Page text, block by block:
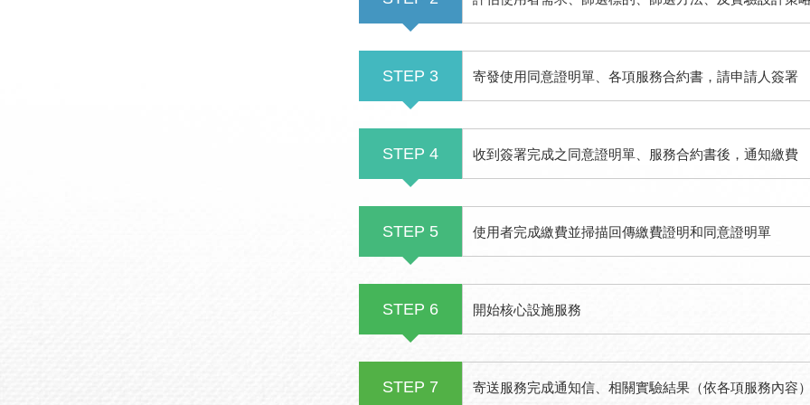
STEP 3 寄發使用同意證明單、各項服務合約書，請申請人簽署
STEP 4 收到簽署完成之同意證明單、服務合約書後，通知繳費
STEP 5 使用者完成繳費並掃描回傳繳費證明和同意證明單
STEP 6 開始核心設施服務
STEP 7 寄送服務完成通知信、相關實驗結果（依各項服務內容